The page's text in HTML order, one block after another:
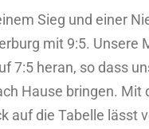
Sieg und einer
mit 9:5.
7:5 heran, so dass
Hause bringen.
auf die Tabelle lässt